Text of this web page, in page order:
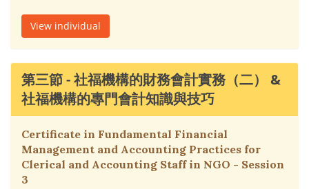
View individual
第三節 - 社福機構的財務會計實務（二） &
社福機構的專門會計知識與技巧
Certificate in Fundamental Financial
Management and Accounting Practices for
Clerical and Accounting Staff in NGO - Session
3